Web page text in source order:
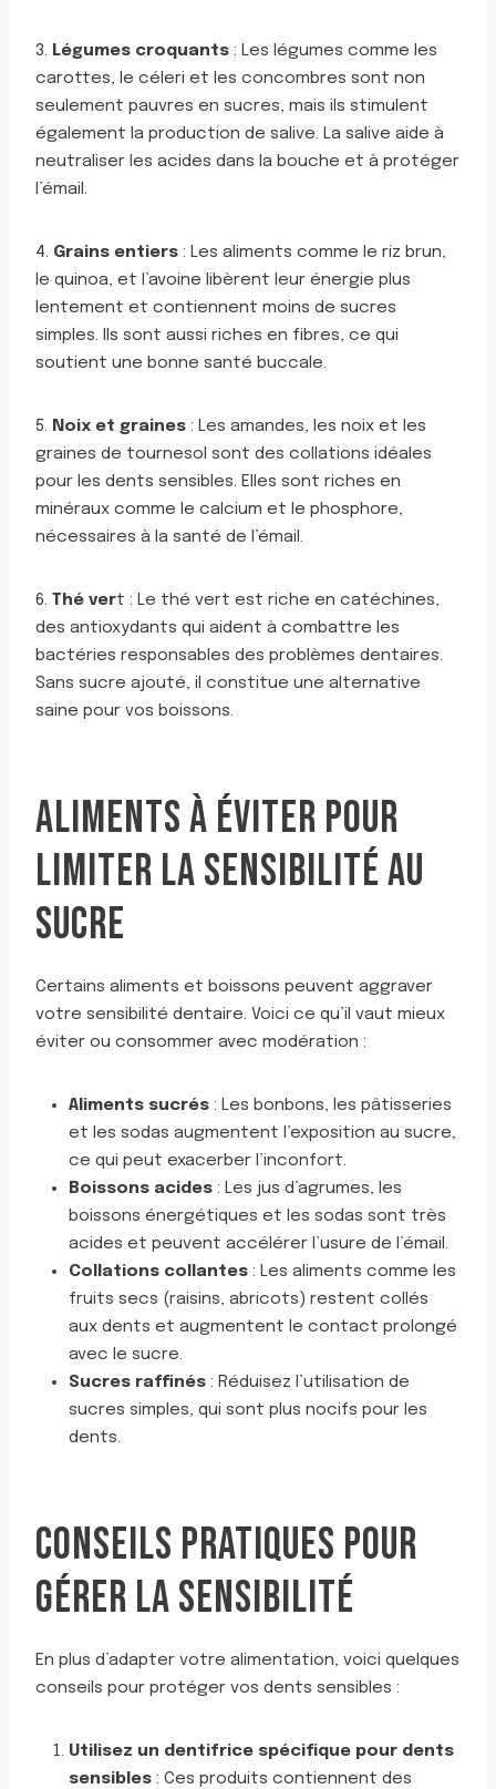
3. Légumes croquants : Les légumes comme les
carottes, le céleri et les concombres sont non
seulement pauvres en sucres, mais ils stimulent
également la production de salive. La salive aide à
neutraliser les acides dans la bouche et à protéger
l’émail.
4. Grains entiers : Les aliments comme le riz brun,
le quinoa, et l’avoine libèrent leur énergie plus
lentement et contiennent moins de sucres
simples. Ils sont aussi riches en fibres, ce qui
soutient une bonne santé buccale.
5. Noix et graines : Les amandes, les noix et les
graines de tournesol sont des collations idéales
pour les dents sensibles. Elles sont riches en
minéraux comme le calcium et le phosphore,
nécessaires à la santé de l’émail.
6. Thé vert : Le thé vert est riche en catéchines,
des antioxydants qui aident à combattre les
bactéries responsables des problèmes dentaires.
Sans sucre ajouté, il constitue une alternative
saine pour vos boissons.
ALIMENTS À ÉVITER POUR
LIMITER LA SENSIBILITÉ AU
SUCRE
Certains aliments et boissons peuvent aggraver
votre sensibilité dentaire. Voici ce qu’il vaut mieux
éviter ou consommer avec modération :
Aliments sucrés : Les bonbons, les pâtisseries
et les sodas augmentent l’exposition au sucre,
ce qui peut exacerber l’inconfort.
Boissons acides : Les jus d’agrumes, les
boissons énergétiques et les sodas sont très
acides et peuvent accélérer l’usure de l’émail.
Collations collantes : Les aliments comme les
fruits secs (raisins, abricots) restent collés
aux dents et augmentent le contact prolongé
avec le sucre.
Sucres raffinés : Réduisez l’utilisation de
sucres simples, qui sont plus nocifs pour les
dents.
CONSEILS PRATIQUES POUR
GÉRER LA SENSIBILITÉ
En plus d’adapter votre alimentation, voici quelques
conseils pour protéger vos dents sensibles :
Utilisez un dentifrice spécifique pour dents
sensibles : Ces produits contiennent des